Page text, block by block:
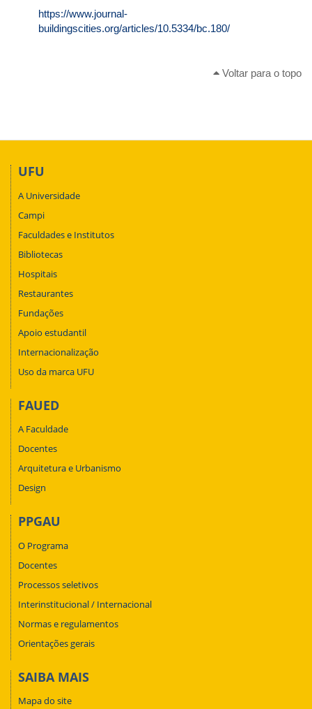
https://www.journal-
buildingscities.org/articles/10.5334/bc.180/
Voltar para o topo
UFU
A Universidade
Campi
Faculdades e Institutos
Bibliotecas
Hospitais
Restaurantes
Fundações
Apoio estudantil
Internacionalização
Uso da marca UFU
FAUED
A Faculdade
Docentes
Arquitetura e Urbanismo
Design
PPGAU
O Programa
Docentes
Processos seletivos
Interinstitucional / Internacional
Normas e regulamentos
Orientações gerais
SAIBA MAIS
Mapa do site